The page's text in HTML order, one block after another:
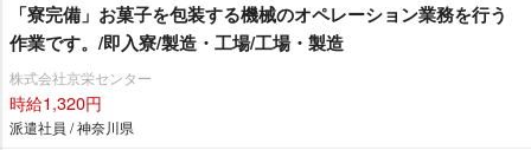
「寮完備」お菓子を包装する機械のオペレーション業務を行う
作業です。/即入寮/製造・工場/工場・製造
株式会社京栄センター
時給1,320円
派遣社員 / 神奈川県